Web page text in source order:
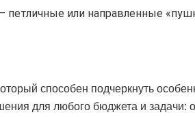
петличные или направленные
способен подчеркнуть
для любого бюджета и задачи: